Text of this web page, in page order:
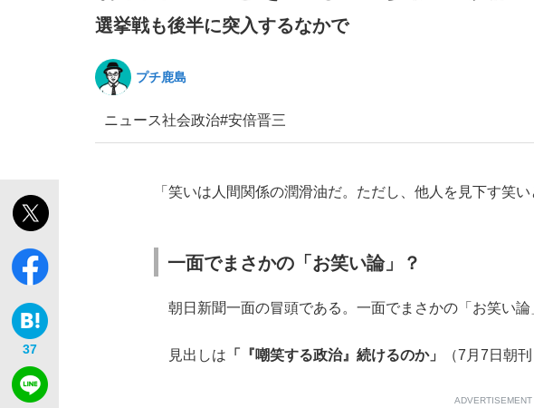
選挙戦も後半に突入するなかで
プチ鹿島
ニュース社会政治#安倍晋三
37
「笑いは人間関係の潤滑油だ。ただし、他人を見下す笑い
一面でまさかの「お笑い論」？
朝日新聞一面の冒頭である。一面でまさかの「お笑い論
見出しは 「『嘲笑する政治』続けるのか」 （7月7日朝刊
ADVERTISEMENT